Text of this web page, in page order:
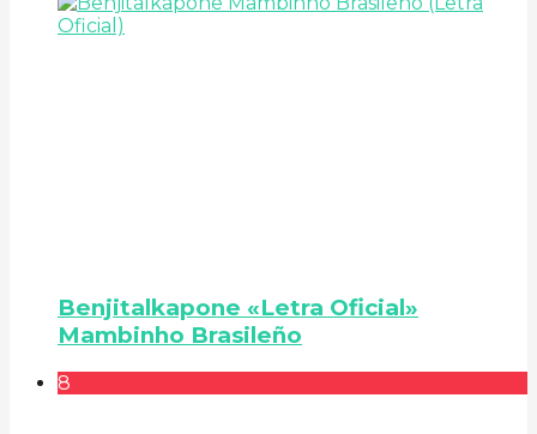
Benjitalkapone «Letra Oficial»
Mambinho Brasileño
8